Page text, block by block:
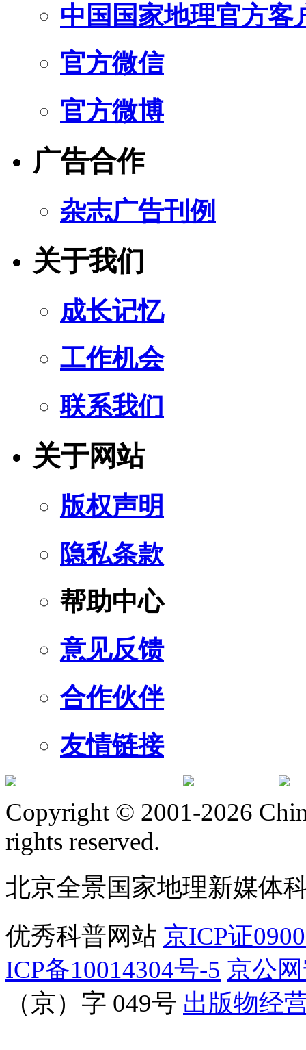
中国国家地理官方客
官方微信
官方微博
广告合作
杂志广告刊例
关于我们
成长记忆
工作机会
联系我们
关于网站
版权声明
隐私条款
帮助中心
意见反馈
合作伙伴
友情链接
Copyright © 2001-2026
rights reserved.
北京全景国家地理新媒体
优秀科普网站 京ICP证
ICP备10014304号-5 京公
（京）字 049号 出版物经